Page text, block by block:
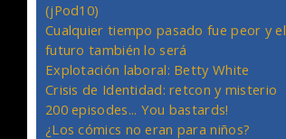
(jPod10)
Cualquier tiempo pasado fue peor y el
futuro también lo será
Explotación laboral: Betty White
Crisis de Identidad: retcon y misterio
200 episodes... You bastards!
¿Los cómics no eran para niños?